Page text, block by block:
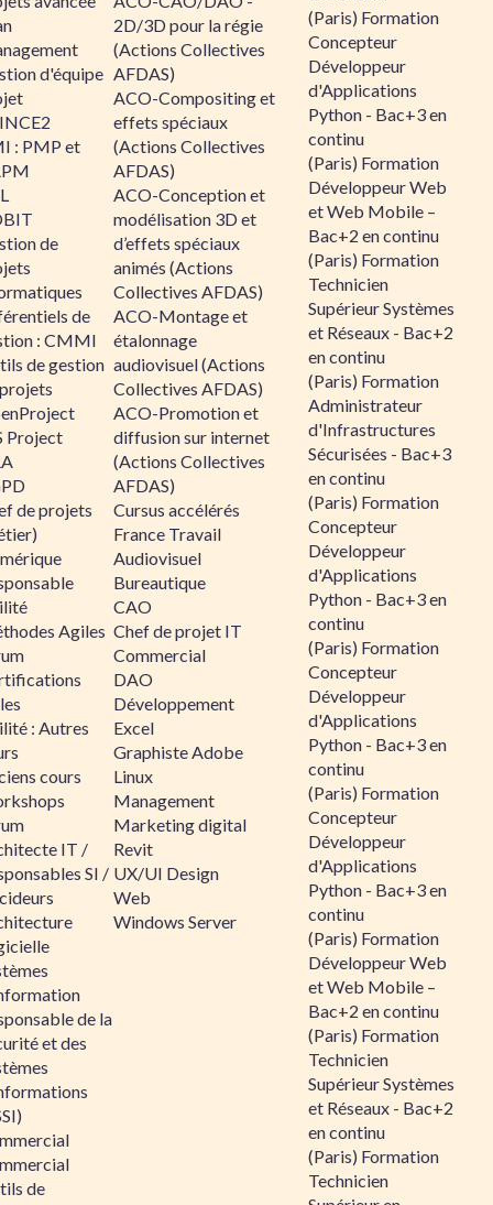
d'équipe
: PMP et
de
de
: CMMI
de gestion
Project
de projets
Agiles
: Autres
cours
IT /
SI /
de la
et des
de
2D/3D pour la régie
(Actions Collectives
AFDAS)
ACO-Compositing et
effets spéciaux
(Actions Collectives
AFDAS)
ACO-Conception et
modélisation 3D et
d’effets spéciaux
animés (Actions
Collectives AFDAS)
ACO-Montage et
étalonnage
audiovisuel (Actions
Collectives AFDAS)
ACO-Promotion et
diffusion sur internet
(Actions Collectives
AFDAS)
Cursus accélérés
France Travail
Audiovisuel
Bureautique
CAO
Chef de projet IT
Commercial
DAO
Développement
Excel
Graphiste Adobe
Linux
Management
Marketing digital
Revit
UX/UI Design
Web
Windows Server
(Paris) Formation
Concepteur
Développeur
d'Applications
Python - Bac+3 en
continu
(Paris) Formation
Développeur Web
et Web Mobile –
Bac+2 en continu
(Paris) Formation
Technicien
Supérieur Systèmes
et Réseaux - Bac+2
en continu
(Paris) Formation
Administrateur
d'Infrastructures
Sécurisées - Bac+3
en continu
(Paris) Formation
Concepteur
Développeur
d'Applications
Python - Bac+3 en
continu
(Paris) Formation
Concepteur
Développeur
d'Applications
Python - Bac+3 en
continu
(Paris) Formation
Concepteur
Développeur
d'Applications
Python - Bac+3 en
continu
(Paris) Formation
Développeur Web
et Web Mobile –
Bac+2 en continu
(Paris) Formation
Technicien
Supérieur Systèmes
et Réseaux - Bac+2
en continu
(Paris) Formation
Technicien